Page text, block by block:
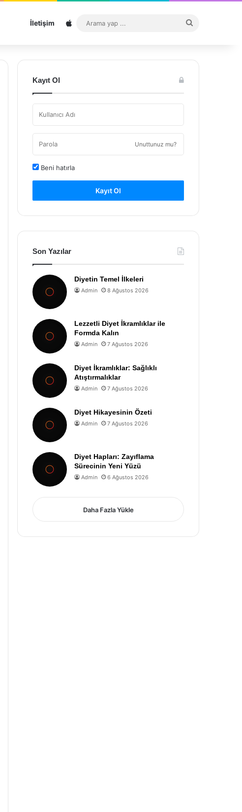
İletişim Sitemap
...
Kayıt Ol
Unuttunuz mu?
Beni hatırla
Kayıt Ol
Son Yazılar
Diyetin Temel İlkeleri
Admin 8 Ağustos 2026
Lezzetli Diyet İkramlıklar ile
Formda Kalın
Admin 7 Ağustos 2026
Diyet İkramlıklar: Sağlıklı
Atıştırmalıklar
Admin 7 Ağustos 2026
Diyet Hikayesinin Özeti
Admin 7 Ağustos 2026
Diyet Hapları: Zayıflama
Sürecinin Yeni Yüzü
Admin 6 Ağustos 2026
Daha Fazla Yükle